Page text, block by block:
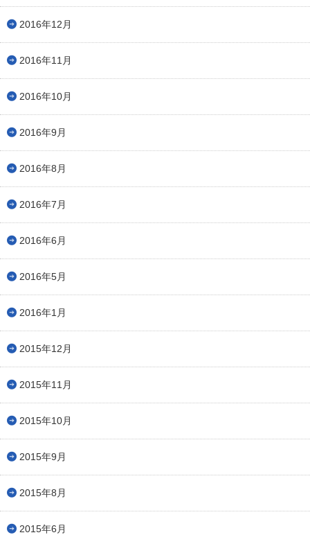
2016年12月
2016年11月
2016年10月
2016年9月
2016年8月
2016年7月
2016年6月
2016年5月
2016年1月
2015年12月
2015年11月
2015年10月
2015年9月
2015年8月
2015年6月